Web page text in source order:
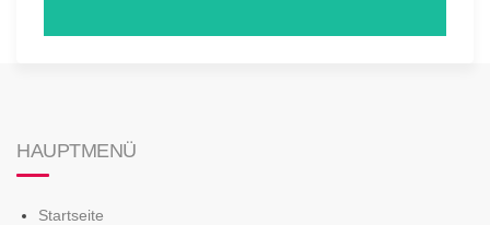
HAUPTMENÜ
Startseite